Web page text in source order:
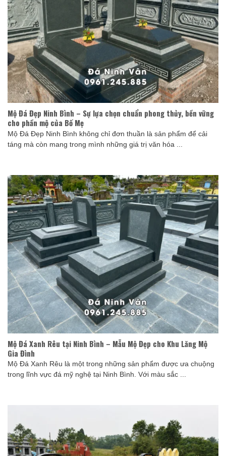
Mộ Đá Đẹp Ninh Bình – Sự lựa chọn chuẩn phong thủy, bền vững
cho phần mộ của Bố Mẹ
Mộ Đá Đẹp Ninh Bình không chỉ đơn thuần là sản phẩm để cải
táng mà còn mang trong mình những giá trị văn hóa ...
Mộ Đá Xanh Rêu tại Ninh Bình – Mẫu Mộ Đẹp cho Khu Lăng Mộ
Gia Đình
Mộ Đá Xanh Rêu là một trong những sản phẩm được ưa chuộng
trong lĩnh vực đá mỹ nghệ tại Ninh Bình. Với màu sắc ...